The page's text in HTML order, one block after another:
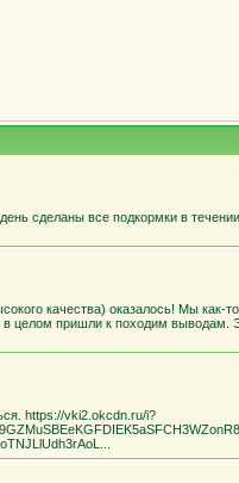
сделаны все подкормки в
качества) оказалось! Мы как-
в целом пришли к походим выводам.
https://vki2.okcdn.ru/i?